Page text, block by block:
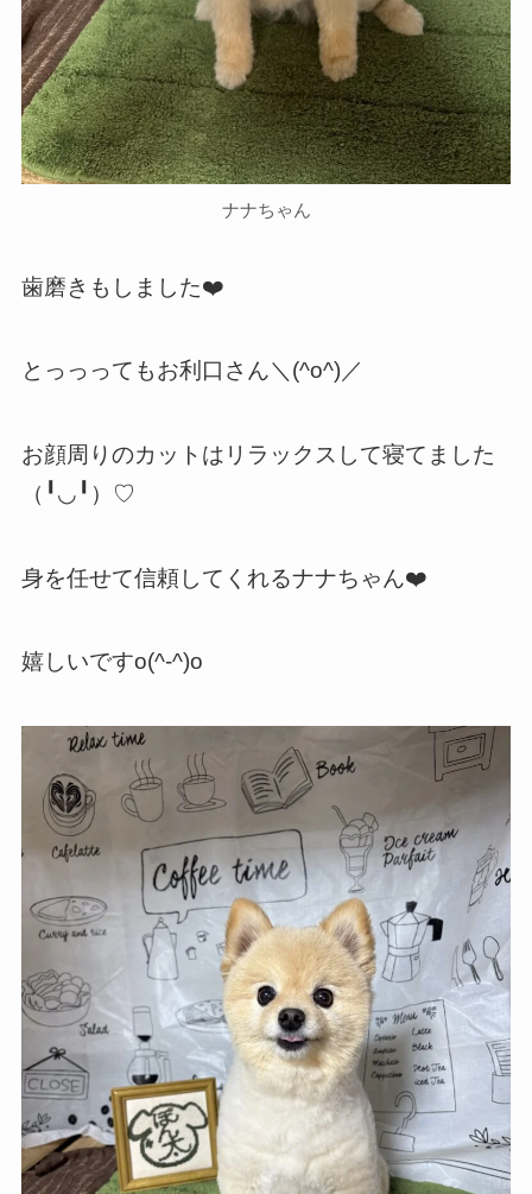
ナナちゃん
歯磨きもしました❤️
とっっってもお利口さん＼(^o^)／
お顔周りのカットはリラックスして寝てました
（╹◡╹）♡
身を任せて信頼してくれるナナちゃん❤️
嬉しいですo(^-^)o